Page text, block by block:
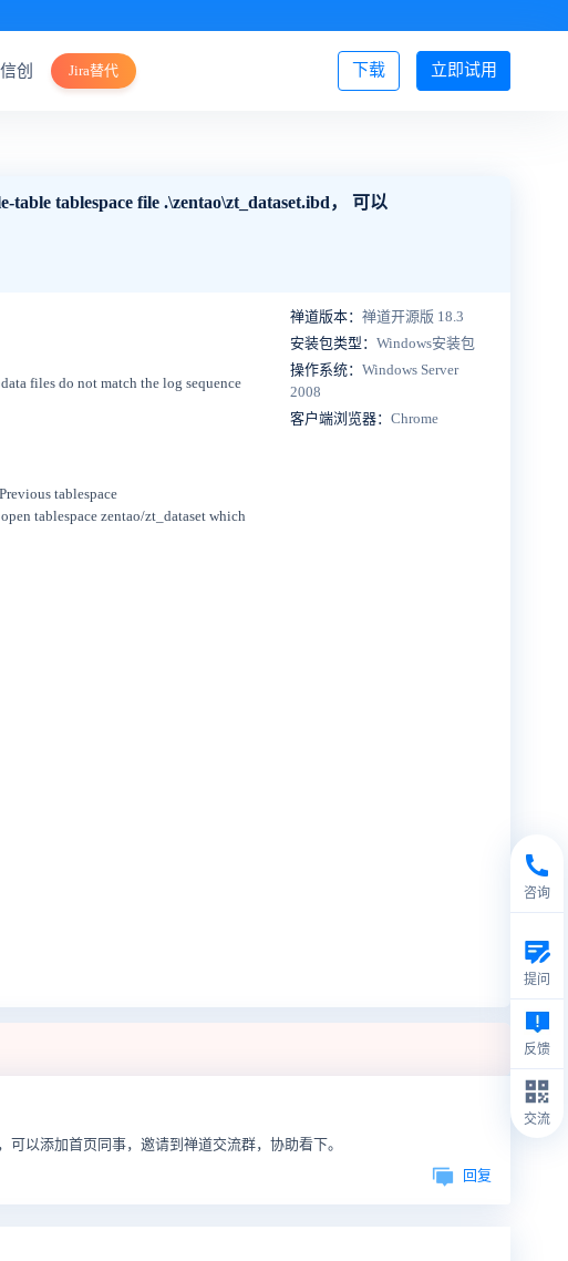
立即试用
下载
信创 Jira替代 登录/注册
tablespace file .\zentao\zt_dataset.ibd， 可以
files do not match the log sequence
tablespace
tablespace zentao/zt_dataset which
禅道版本： 禅道开源版 18.3
安装包类型： Windows安装包
操作系统： Windows Server
2008
客户端浏览器： Chrome
以添加首页同事，邀请到禅道交流群，协助看下。
回复
咨询
提问
反馈
交流